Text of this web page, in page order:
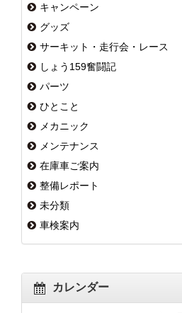
キャンペーン
グッズ
サーキット・走行会・レース
しょう159奮闘記
パーツ
ひとこと
メカニック
メンテナンス
在庫車ご案内
整備レポート
未分類
車検案内
カレンダー